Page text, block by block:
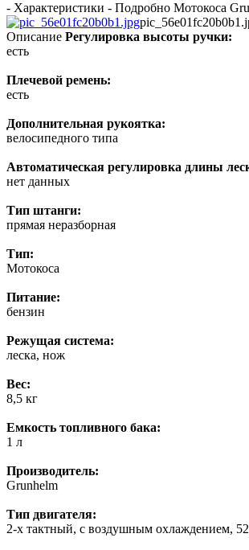
- Характеристики - Подробно Мотокоса
Описание Регулировка высоты ручки:
есть
Плечевой ремень:
есть
Дополнительная рукоятка:
велосипедного типа
Автоматическая регулировка длины
нет данных
Тип штанги:
прямая неразборная
Тип:
Мотокоса
Питание:
бензин
Режущая система:
леска, нож
Вес:
8,5 кг
Емкость топливного бака:
1 л
Производитель:
Grunhelm
Тип двигателя:
2-х тактный, с воздушным охлаждением,